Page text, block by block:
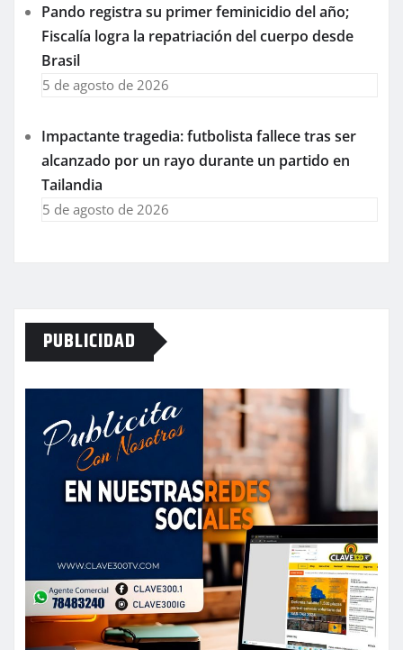
Pando registra su primer feminicidio del año;
Fiscalía logra la repatriación del cuerpo desde
Brasil
5 de agosto de 2026
Impactante tragedia: futbolista fallece tras ser
alcanzado por un rayo durante un partido en
Tailandia
5 de agosto de 2026
PUBLICIDAD